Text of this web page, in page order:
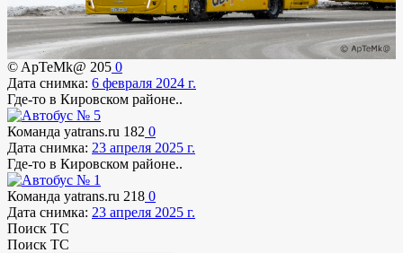
© ApTeMk@ 205 0
Дата снимка: 6 февраля 2024 г.
Где-то в Кировском районе..
Команда yatrans.ru 182 0
Дата снимка: 23 апреля 2025 г.
Где-то в Кировском районе..
Команда yatrans.ru 218 0
Дата снимка: 23 апреля 2025 г.
Поиск ТС
Поиск ТС